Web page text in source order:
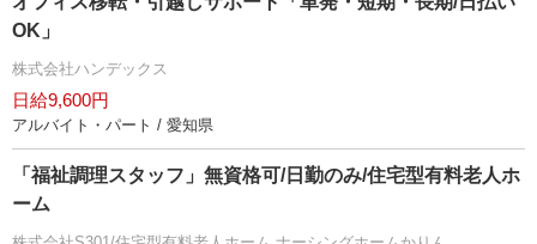
OK」
株式会社ハンデックス
日給9,600円
アルバイト・パート / 愛知県
「福祉調理スタッフ」無資格可/日勤のみ/住宅型有料老人ホ
ーム